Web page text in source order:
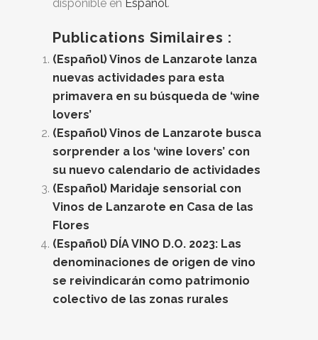
disponible en Español.
Publications Similaires :
(Español) Vinos de Lanzarote lanza
nuevas actividades para esta
primavera en su búsqueda de ‘wine
lovers’
(Español) Vinos de Lanzarote busca
sorprender a los ‘wine lovers’ con
su nuevo calendario de actividades
(Español) Maridaje sensorial con
Vinos de Lanzarote en Casa de las
Flores
(Español) DÍA VINO D.O. 2023: Las
denominaciones de origen de vino
se reivindicarán como patrimonio
colectivo de las zonas rurales